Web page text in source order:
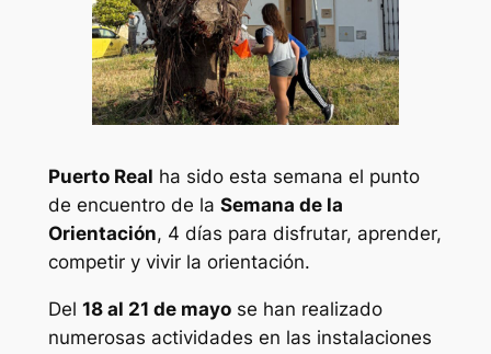
Puerto Real ha sido esta semana el punto
de encuentro de la Semana de la
Orientación, 4 días para disfrutar, aprender,
competir y vivir la orientación.
Del 18 al 21 de mayose han realizado
numerosas actividades en las instalaciones